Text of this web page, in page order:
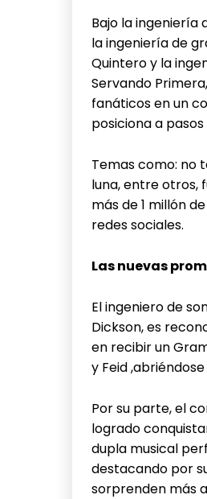
Bajo la ingeniería
la ingeniería de
Quintero y la
Servando
fanáticos en un
posiciona a
Temas como: no
luna, entre otros,
más de 1 millón
redes sociales.
Las nuevas
El ingeniero de
Dickson, es
en recibir un
y Feid
Por su parte, el
logrado
dupla musical
destacando por
sorprenden más